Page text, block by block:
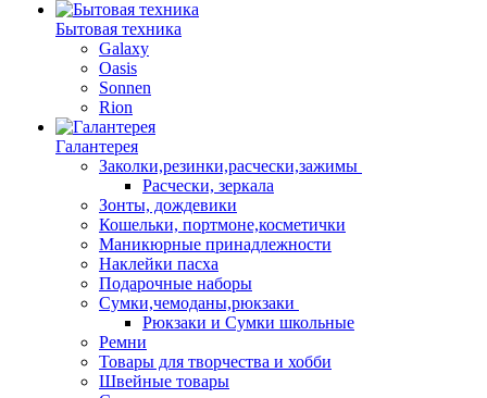
Бытовая техника
Galaxy
Oasis
Sonnen
Rion
Галантерея
Заколки,резинки,расчески,зажимы
Расчески, зеркала
Зонты, дождевики
Кошельки, портмоне,косметички
Маникюрные принадлежности
Наклейки пасха
Подарочные наборы
Сумки,чемоданы,рюкзаки
Рюкзаки и Сумки школьные
Ремни
Товары для творчества и хобби
Швейные товары